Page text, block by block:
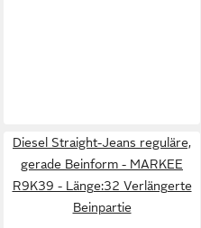
Diesel Straight-Jeans reguläre,
gerade Beinform - MARKEE
R9K39 - Länge:32 Verlängerte
Beinpartie